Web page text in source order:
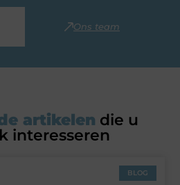
Ons team
artikelen die u
interesseren
BLOG